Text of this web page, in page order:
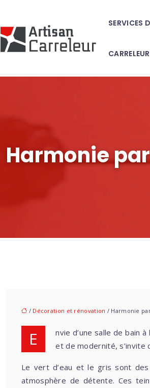
SERVICES
CARRELEUR
Harmonie
/ Décoration et rénovation / Harmonie
Envie d’une salle de bain à la fois apaisante et élégante ? Découvrez le mariage parfait du vert d’eau et du gris. Cette combinaison chromatique, synonyme de sérénité et de modernité, s’invite
Le vert d’eau et le gris sont
atmosphère de détente. Ces